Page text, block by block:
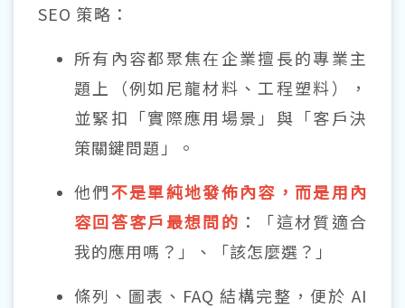
SEO 策略：
所有內容都聚焦在企業擅長的專業主
題上（例如尼龍材料、工程塑料），
並緊扣「實際應用場景」與「客戶決
策關鍵問題」。
他們不是單純地發佈內容，而是用內
容回答客戶最想問的 ：「這材質適合
我的應用嗎？」、「該怎麼選？」
條列、圖表、FAQ 結構完整，便於 AI